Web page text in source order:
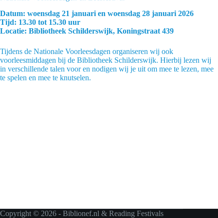
Datum: woensdag 21 januari en woensdag 28 januari 2026
Tijd: 13.30 tot 15.30 uur
Locatie: Bibliotheek Schilderswijk, Koningstraat 439
Tijdens de Nationale Voorleesdagen organiseren wij ook
voorleesmiddagen bij de Bibliotheek Schilderswijk. Hierbij lezen wij
in verschillende talen voor en nodigen wij je uit om mee te lezen, mee
te spelen en mee te knutselen.
Copyright © 2026 - Biblionef.nl & Reading Festivals